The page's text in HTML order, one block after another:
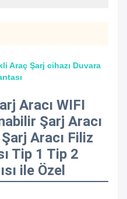
Araç Şarj cihazı Duvara
Aracı WIFI
Şarj Aracı
Aracı Filiz
Tip 1 Tip 2
ile Özel